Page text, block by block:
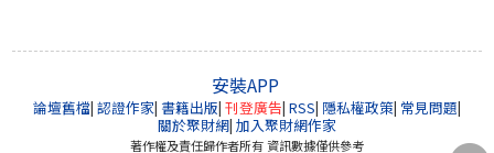
安裝APP
論壇舊檔| 認證作家| 書籍出版| 刊登廣告| RSS| 隱私權政策| 常見問題|
關於聚財網| 加入聚財網作家
著作權及責任歸作者所有 資訊數據僅供參考